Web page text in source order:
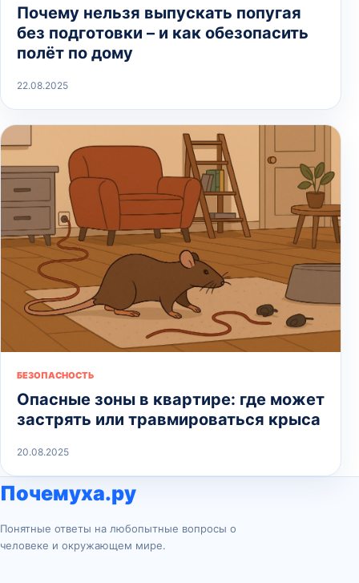
Почему нельзя выпускать попугая
без подготовки – и как обезопасить
полёт по дому
22.08.2025
БЕЗОПАСНОСТЬ
Опасные зоны в квартире: где может
застрять или травмироваться крыса
20.08.2025
Почемуха.ру
Понятные ответы на любопытные вопросы о
человеке и окружающем мире.